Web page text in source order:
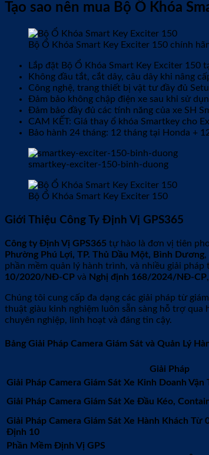
Tạo sao nên mua Bộ Ổ Khóa
Bộ Ổ Khóa Smart Key Exciter 150 chính
Lắp đặt Bộ Ổ Khóa Smart Key Exciter 150
Không đầu tắt, cắt dây, câu dây khi nâng
Công nghệ, trang thiết bị vật tư đầy đủ
Đảm bảo không chập điện xe sau khi sử
Đảm bảo đầy đủ các tính năng của xe SH
CAM KẾT: Giá thay ổ khóa Smartkey cho
Bảo hành 24 tháng: 12 tháng tại Honda +
smartkey-exciter-150-binh-duong
Bộ Ổ Khóa Smart Key Exciter 150
Giới Thiệu Công Ty Định Vị GPS365
Công ty Định Vị GPS365 tự hào là đơn vị tiên
Phường Phú Lợi, TP. Thủ Dầu Một, Bình Dương,
phần mềm quản lý hành trình, và nhiều giải
10/2020/NĐ-CP và Nghị định 168/2024/NĐ-CP
Chúng tôi cung cấp đa dạng các giải pháp từ
thuật giàu kinh nghiệm luôn sẵn sàng hỗ trợ qua
chuyên nghiệp, linh hoạt và đáng tin cậy.
Bảng Giải Pháp Camera Giám Sát và Quản Lý
Giải Pháp
Giải Pháp Camera Giám Sát Xe Kinh Doanh
Giải Pháp Camera Giám Sát Xe Đầu Kéo,
Giải Pháp Camera Giám Sát Xe Hành Khách Từ
Định 10
Phần Mềm Định Vị GPS